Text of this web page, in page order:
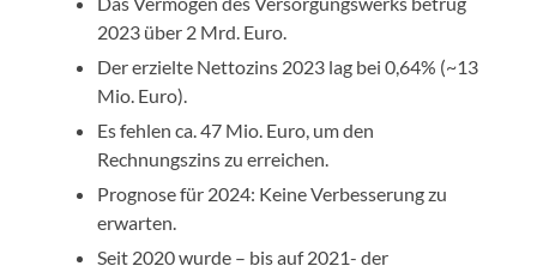
2023 über 2 Mrd. Euro.
Der erzielte Nettozins 2023 lag bei 0,64% (~13
Mio. Euro).
Es fehlen ca. 47 Mio. Euro, um den
Rechnungszins zu erreichen.
Prognose für 2024: Keine Verbesserung zu
erwarten.
Seit 2020 wurde – bis auf 2021- der